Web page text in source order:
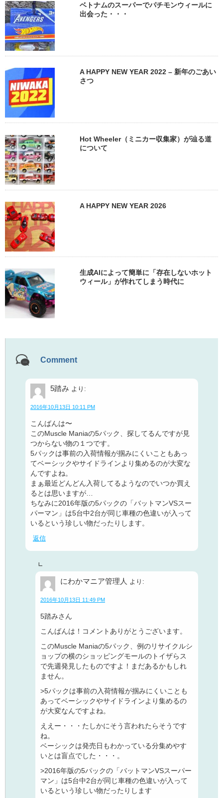
ベトナムのスーパーでパチモンウィールに
出会った・・・
A HAPPY NEW YEAR 2022 – 新年のごあい
さつ
Hot Wheeler（ミニカー収集家）が辿る道
について
A HAPPY NEW YEAR 2026
生成AIによって簡単に「存在しないホット
ウィール」が作れてしまう時代に
Comment
5踏み より:
2016年10月13日 10:11 PM
こんばんは〜
このMuscle Maniaの5パック、探してるんですが見
つからない物の１つです。
5パックは事前の入荷情報が掴みにくいこともあっ
てベーシックやサイドラインより集めるのが大変な
んですよね。
まぁ最近どんどん入荷してるようなのでいつか買え
るとは思いますが…
ちなみに2016年版の5パックの「バットマンVSスー
パーマン」は5台中2台が同じ車種の色違いが入って
いるという珍しい物だったりします。
返信
にわかマニア管理人 より:
2016年10月13日 11:49 PM
5踏みさん
こんばんは！コメントありがとうございます。
このMuscle Maniaの5パック、例のリサイクルシ
ョップの横のショッピングモールのトイザらス
で先週発見したものですよ！まだあるかもしれ
ません。
>5パックは事前の入荷情報が掴みにくいことも
あってベーシックやサイドラインより集めるの
が大変なんですよね。
ええー・・・たしかにそう言われたらそうです
ね。
ベーシックは発売日もわかっている分集めやす
いとは盲点でした・・・。
>2016年版の5パックの「バットマンVSスーパー
マン」は5台中2台が同じ車種の色違いが入って
いるという珍しい物だったりします